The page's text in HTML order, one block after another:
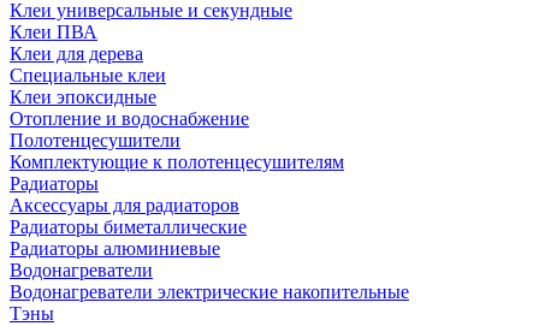
Клеи универсальные и секундные
Клеи ПВА
Клеи для дерева
Специальные клеи
Клеи эпоксидные
Отопление и водоснабжение
Полотенцесушители
Комплектующие к полотенцесушителям
Радиаторы
Аксессуары для радиаторов
Радиаторы биметаллические
Радиаторы алюминиевые
Водонагреватели
Водонагреватели электрические накопительные
Тэны